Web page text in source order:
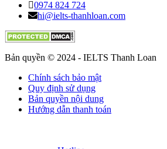
0974 824 724
hi@ielts-thanhloan.com
Bản quyền © 2024 - IELTS Thanh Loan
Chính sách bảo mật
Quy định sử dụng
Bản quyền nội dung
Hướng dẫn thanh toán